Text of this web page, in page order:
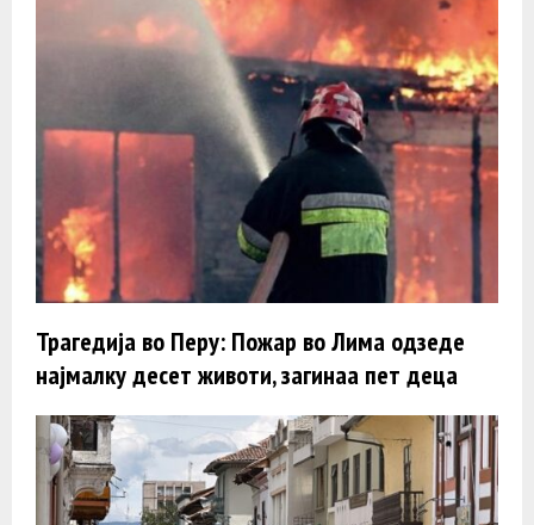
Трагедија во Перу: Пожар во Лима одзеде
најмалку десет животи, загинаа пет деца